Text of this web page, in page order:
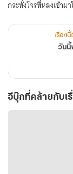
กระทั่งโจรที่หลงเข้าม
กำลังใจตนเอง
แล้วพาชาวบ้านไปถล่
เซียวจิ่งเหยียน “บอก
ใด”
องครักษ์เงา “พระน
พ่ะย่ะค่ะ!”
เซียวจิ่งเหยียน “...”
เรื่อง
วันนี้
อีบุ๊กที่คล้ายกับเ